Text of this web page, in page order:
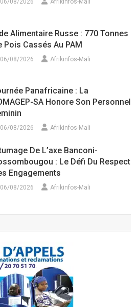
06/08/2026 Afrikinfos-Mali
Alimentaire Russe : 770 Tonnes
Pois Cassés Au PAM
06/08/2026 Afrikinfos-Mali
Panafricaine : La
SA Honore Son Personnel
06/08/2026 Afrikinfos-Mali
De L’axe Banconi-
: Le Défi Du Respect
Engagements
06/08/2026 Afrikinfos-Mali